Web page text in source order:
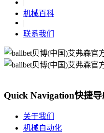
|
机械百科
|
联系我们
Quick Navigation快捷导
关于我们
机械自动化